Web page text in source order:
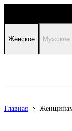
Женское Мужское
Главная